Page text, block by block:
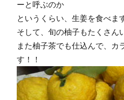
ーと呼ぶのか
というくらい、生姜を食べま
そして、旬の柚子もたくさん
また柚子茶でも仕込んで、カ
す！！